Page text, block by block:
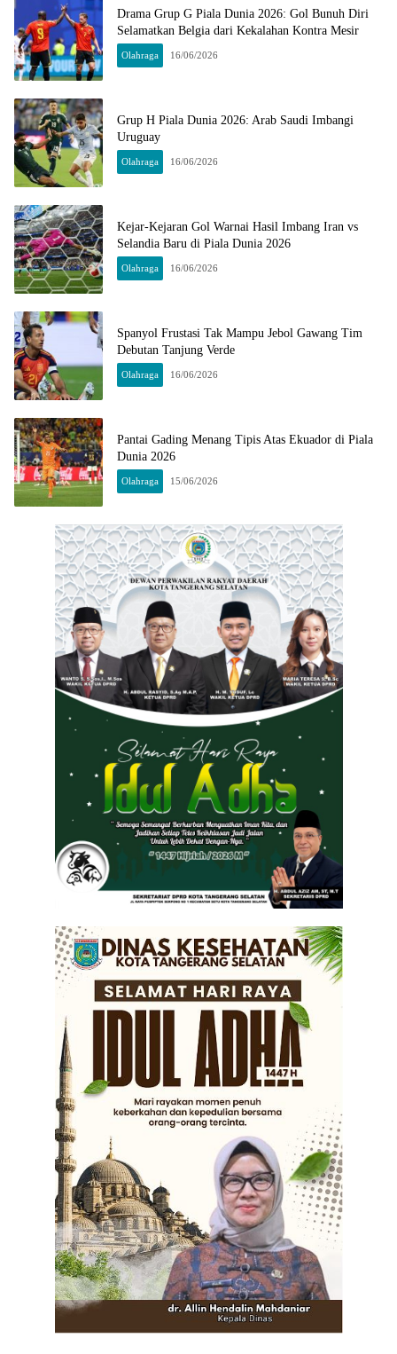
Drama Grup G Piala Dunia 2026: Gol Bunuh Diri
Selamatkan Belgia dari Kekalahan Kontra Mesir
Olahraga 16/06/2026
Grup H Piala Dunia 2026: Arab Saudi Imbangi
Uruguay
Olahraga 16/06/2026
Kejar-Kejaran Gol Warnai Hasil Imbang Iran vs
Selandia Baru di Piala Dunia 2026
Olahraga 16/06/2026
Spanyol Frustasi Tak Mampu Jebol Gawang Tim
Debutan Tanjung Verde
Olahraga 16/06/2026
Pantai Gading Menang Tipis Atas Ekuador di Piala
Dunia 2026
Olahraga 15/06/2026